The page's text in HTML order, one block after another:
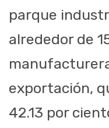
parque
alrededor de
exportación,
42.13 por